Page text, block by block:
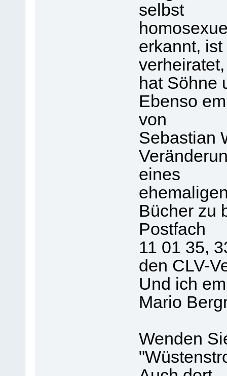
selbst
erkannt,
verheiratet,
hat Söhne
Ebenso
von
Sebastian
eines
Bücher zu
Postfach
11 01 35,
den CLV-
Und ich
Mario
Wenden